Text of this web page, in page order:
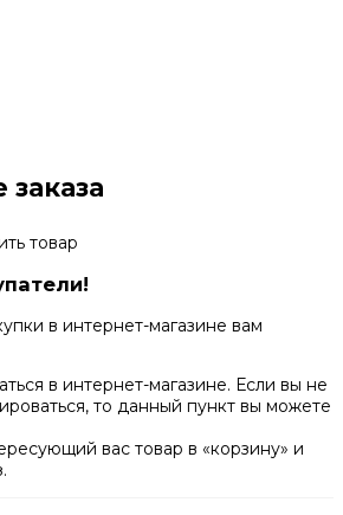
товар
в интернет-магазине вам
в интернет-магазине. Если вы не
то данный пункт вы можете
вас товар в «корзину» и